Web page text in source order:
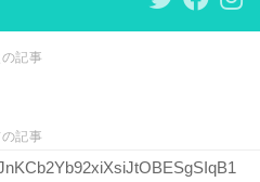
記事
記事